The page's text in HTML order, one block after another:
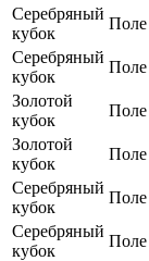
Серебряный
кубок
Серебряный
кубок
Золотой
кубок
Золотой
кубок
Серебряный
кубок
Серебряный
кубок